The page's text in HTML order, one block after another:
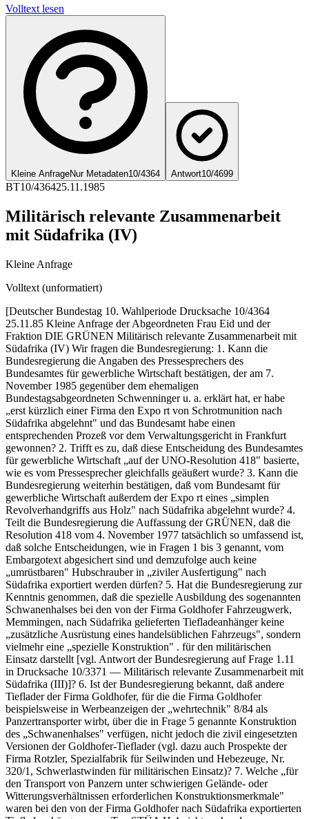
Volltext lesen
Kleine AnfrageNur Metadaten10/4364 Antwort10/4699
BT10/436425.11.1985
Militärisch relevante Zusammenarbeit
mit Südafrika (IV)
Kleine Anfrage
Volltext (unformatiert)
[Deutscher Bundestag 10. Wahlperiode Drucksache 10/4364
25.11.85 Kleine Anfrage der Abgeordneten Frau Eid und der
Fraktion DIE GRÜNEN Militärisch relevante Zusammenarbeit mit
Südafrika (IV) Wir fragen die Bundesregierung: 1. Kann die
Bundesregierung die Angaben des Pressesprechers des
Bundesamtes für gewerbliche Wirtschaft bestätigen, der am 7.
November 1985 gegenüber dem ehemaligen
Bundestagsabgeordneten Schwenninger u. a. erklärt hat, er habe
„erst kürzlich einer Firma den Expo rt von Schrotmunition nach
Südafrika abgelehnt" und das Bundesamt habe einen
entsprechenden Prozeß vor dem Verwaltungsgericht in Frankfurt
gewonnen? 2. Trifft es zu, daß diese Entscheidung des Bundesamtes
für gewerbliche Wirtschaft „auf der UNO-Resolution 418" basierte,
wie es vom Pressesprecher gleichfalls geäußert wurde? 3. Kann die
Bundesregierung weiterhin bestätigen, daß vom Bundesamt für
gewerbliche Wirtschaft außerdem der Expo rt eines „simplen
Revolverhandgriffs aus Holz" nach Südafrika abgelehnt wurde? 4.
Teilt die Bundesregierung die Auffassung der GRÜNEN, daß die
Resolution 418 vom 4. November 1977 tatsächlich so umfassend ist,
daß solche Entscheidungen, wie in Fragen 1 bis 3 genannt, vom
Embargotext abgesichert sind und demzufolge auch keine
„umrüstbaren" Hubschrauber in „ziviler Ausfertigung" nach
Südafrika exportiert werden dürfen? 5. Hat die Bundesregierung zur
Kenntnis genommen, daß die spezielle Ausbildung des sogenannten
Schwanenhalses bei den von der Firma Goldhofer Fahrzeugwerk,
Memmingen, nach Südafrika gelieferten Tiefladeanhänger keine
„zusätzliche Ausrüstung eines handelsüblichen Fahrzeugs", sondern
vielmehr eine „spezielle Konstruktion" . für den militärischen
Einsatz darstellt [vgl. Antwort der Bundesregierung auf Frage 1.11
in Drucksache 10/3371 — Militärisch relevante Zusammenarbeit mit
Südafrika (III)]? 6. Ist der Bundesregierung bekannt, daß andere
Tieflader der Firma Goldhofer, für die die Firma Goldhofer
beispielsweise in Werbeanzeigen der „wehrtechnik" 8/84 als
Panzertransporter wirbt, über die in Frage 5 genannte Konstruktion
des „Schwanenhalses" verfügen, nicht jedoch die zivil eingesetzten
Versionen der Goldhofer-Tieflader (vgl. dazu auch Prospekte der
Firma Rotzler, Spezialfabrik für Seilwinden und Hebezeuge, Nr.
320/1, Schwerlastwinden für militärischen Einsatz)? 7. Welche „für
den Transport von Panzern unter schwierigen Gelände- oder
Witterungsverhältnissen erforderlichen Konstruktionsmerkmale"
waren bei den von der Firma Goldhofer nach Südafrika exportierten